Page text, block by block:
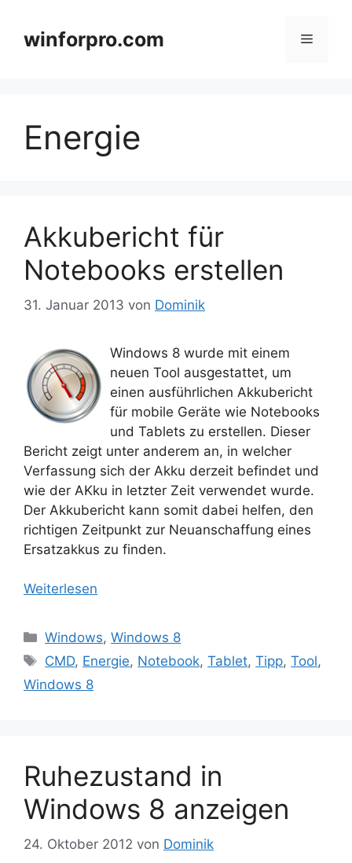
springenwinforpro.com Menü
Energie
Akkubericht für
Notebooks erstellen
31. Januar 2013 von Dominik
Windows 8 wurde mit einem
neuen Tool ausgestattet, um
einen ausführlichen Akkubericht
für mobile Geräte wie Notebooks
und Tablets zu erstellen. Dieser
Bericht zeigt unter anderem an, in welcher
Verfassung sich der Akku derzeit befindet und
wie der AKku in letzter Zeit verwendet wurde.
Der Akkubericht kann somit dabei helfen, den
richtigen Zeitpunkt zur Neuanschaffung eines
Ersatzakkus zu finden.
Weiterlesen
Kategorien
Windows,Windows 8
Schlagwörter
CMD, Energie, Notebook,Tablet,Tipp,Tool,
Windows 8
Ruhezustand in
Windows 8 anzeigen
24. Oktober 2012 von Dominik